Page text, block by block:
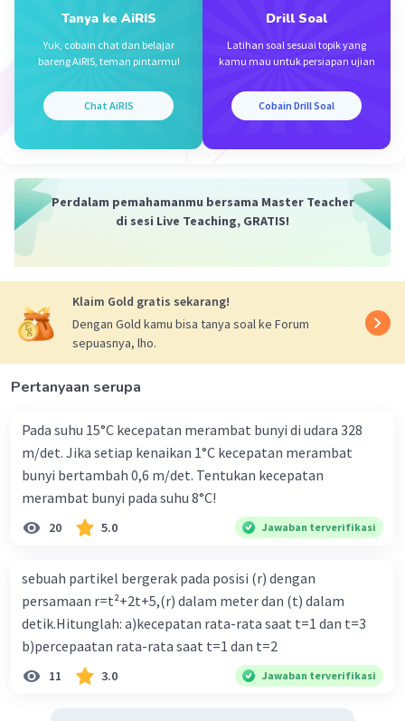
λ1 = 5 nm
λ2 = 4 nm
5 nm/4 nm. 5800K = T2
7250 K = T2
Beri Rating 0.0
Iklan
Tanya ke AiRIS
Yuk, cobain chat dan belajar
bareng AiRIS, teman pintarmu!
Chat AiRIS
Drill Soal
Latihan soal sesuai topik yang
kamu mau untuk persiapan ujian
Cobain Drill Soal
Perdalam pemahamanmu bersama Master Teacher
di sesi Live Teaching, GRATIS!
Klaim Gold gratis sekarang!
Dengan Gold kamu bisa tanya soal ke Forum
sepuasnya, lho.
Pertanyaan serupa
Pada suhu 15°C kecepatan merambat bunyi di udara 328
m/det. Jika setiap kenaikan 1°C kecepatan merambat
bunyi bertambah 0,6 m/det. Tentukan kecepatan
merambat bunyi pada suhu 8°C!
20 5.0 Jawaban terverifikasi
sebuah partikel bergerak pada posisi (r) dengan
persamaan r=t²+2t+5,(r) dalam meter dan (t) dalam
detik.Hitunglah: a)kecepatan rata-rata saat t=1 dan t=3
b)percepaatan rata-rata saat t=1 dan t=2
11 3.0 Jawaban terverifikasi